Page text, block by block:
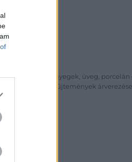
Kft.
utca 8.
4756005
bútorok, szőnyegek, üveg, porcelán
és gyűjtemények